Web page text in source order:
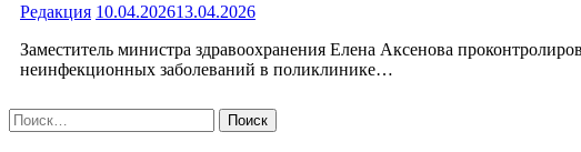
Редакция 10.04.202613.04.2026
Заместитель министра здравоохранения Елена Аксенова
неинфекционных заболеваний в поликлинике…
Найти: